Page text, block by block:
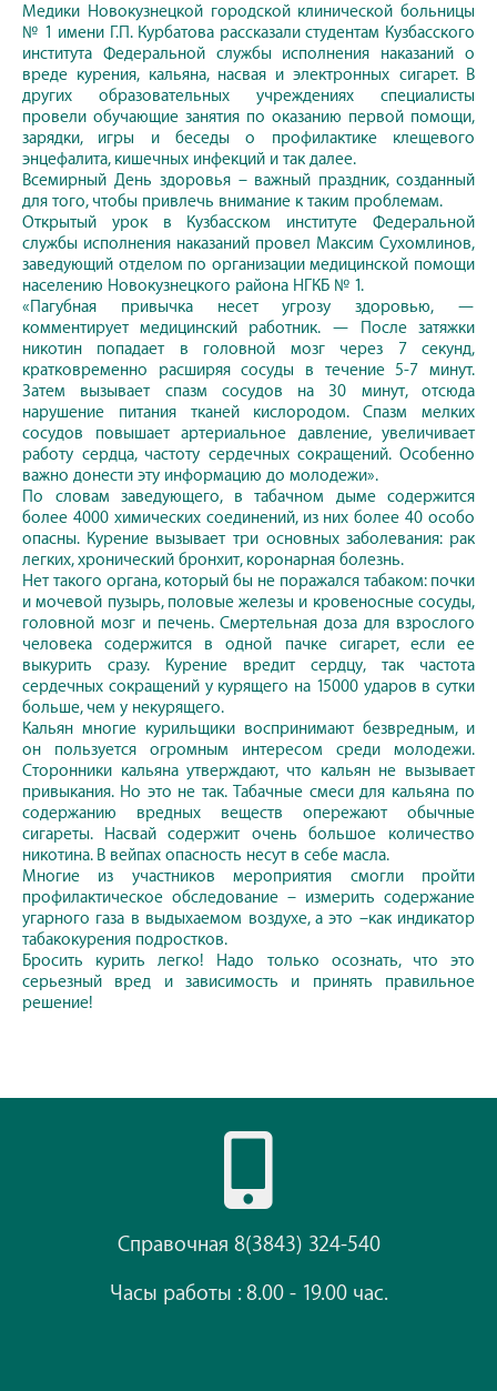
Медики Новокузнецкой городской клинической больницы
№ 1 имени Г.П. Курбатова рассказали студентам Кузбасского
института Федеральной службы исполнения наказаний о
вреде курения, кальяна, насвая и электронных сигарет. В
других образовательных учреждениях специалисты
провели обучающие занятия по оказанию первой помощи,
зарядки, игры и беседы о профилактике клещевого
энцефалита, кишечных инфекций и так далее.
Всемирный День здоровья – важный праздник, созданный
для того, чтобы привлечь внимание к таким проблемам.
Открытый урок в Кузбасском институте Федеральной
службы исполнения наказаний провел Максим Сухомлинов,
заведующий отделом по организации медицинской помощи
населению Новокузнецкого района НГКБ № 1.
«Пагубная привычка несет угрозу здоровью, —
комментирует медицинский работник. — После затяжки
никотин попадает в головной мозг через 7 секунд,
кратковременно расширяя сосуды в течение 5-7 минут.
Затем вызывает спазм сосудов на 30 минут, отсюда
нарушение питания тканей кислородом. Спазм мелких
сосудов повышает артериальное давление, увеличивает
работу сердца, частоту сердечных сокращений. Особенно
важно донести эту информацию до молодежи».
По словам заведующего, в табачном дыме содержится
более 4000 химических соединений, из них более 40 особо
опасны. Курение вызывает три основных заболевания: рак
легких, хронический бронхит, коронарная болезнь.
Нет такого органа, который бы не поражался табаком: почки
и мочевой пузырь, половые железы и кровеносные сосуды,
головной мозг и печень. Смертельная доза для взрослого
человека содержится в одной пачке сигарет, если ее
выкурить сразу. Курение вредит сердцу, так частота
сердечных сокращений у курящего на 15000 ударов в сутки
больше, чем у некурящего.
Кальян многие курильщики воспринимают безвредным, и
он пользуется огромным интересом среди молодежи.
Сторонники кальяна утверждают, что кальян не вызывает
привыкания. Но это не так. Табачные смеси для кальяна по
содержанию вредных веществ опережают обычные
сигареты. Насвай содержит очень большое количество
никотина. В вейпах опасность несут в себе масла.
Многие из участников мероприятия смогли пройти
профилактическое обследование – измерить содержание
угарного газа в выдыхаемом воздухе, а это –как индикатор
табакокурения подростков.
Бросить курить легко! Надо только осознать, что это
серьезный вред и зависимость и принять правильное
решение!
Справочная 8(3843) 324-540
Часы работы : 8.00 - 19.00 час.